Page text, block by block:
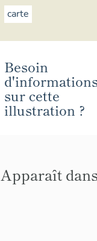
carte
Besoin
sur cette
illustration ?
Apparaît